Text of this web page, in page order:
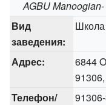
AGBU
Вид
заведения:
Школа
Адрес:
6844
Телефон/